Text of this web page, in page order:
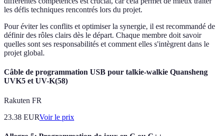
les défis techniques rencontrés lors du projet.
Pour éviter les conflits et optimiser la synergie, il est recommandé de
définir des rôles clairs dès le départ. Chaque membre doit savoir
quelles sont ses responsabilités et comment elles s'intègrent dans le
projet global.
Câble de programmation USB pour talkie-walkie Quansheng
UVK5 et UV-K(58)
Rakuten FR
23.38 EURVoir le prix